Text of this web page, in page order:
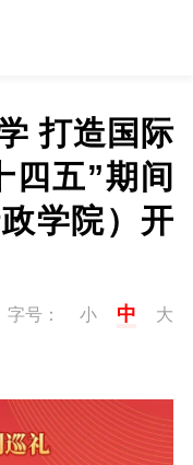
打造国际
四五”期间
学院）开
字号： 小 中 大